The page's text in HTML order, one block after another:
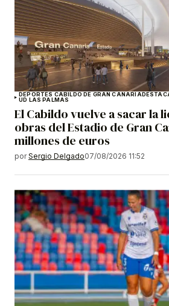
DEPORTES CABILDO DE GRAN CANARIA
UD LAS PALMAS
El Cabildo vuelve a sacar la
obras del Estadio de Gran
millones de euros
por Sergio Delgado07/08/2026 11:52